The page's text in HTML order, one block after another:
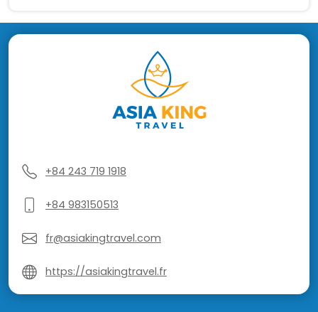
+84 243 719 1918
+84 983150513
fr@asiakingtravel.com
https://asiakingtravel.fr